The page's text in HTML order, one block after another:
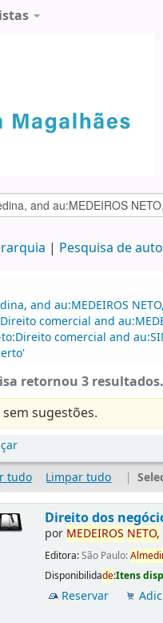
Pesquisa de
and au:MEDEIROS
comercial and
comercial and
retornou 3 resultados.
sugestões.
tudo
Limpar tudo |
Direito dos
por MEDEIROS NETO,
Editora:São Paulo:
Disponibilidade:Itens
Reservar